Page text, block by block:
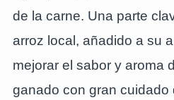
de la carne. Una parte
arroz local, añadido a su
mejorar el sabor y aroma
ganado con gran cuidado